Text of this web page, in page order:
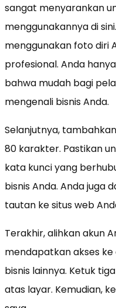
sangat menyarankan
menggunakannya di
menggunakan foto diri
profesional. Anda
bahwa mudah bagi
mengenali bisnis Anda.
Selanjutnya,
80 karakter. Pastikan
kata kunci yang
bisnis Anda. Anda juga
tautan ke situs web
Terakhir, alihkan akun
mendapatkan akses
bisnis lainnya. Ketuk
atas layar. Kemudian,